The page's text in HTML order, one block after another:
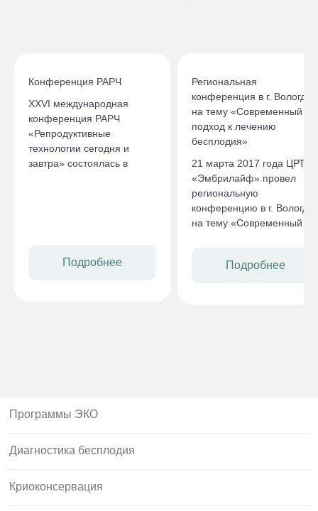
Конференция РАРЧ
XXVI международная
конференция РАРЧ
«Репродуктивные
технологии сегодня и
завтра» состоялась в
Подробнее
Региональная
конференция в г. Вологда
на тему «Современный
подход к лечению
бесплодия»
21 марта 2017 года ЦРТ
«Эмбрилайф» провел
региональную
конференцию в г. Вологда
на тему «Современный
Подробнее
Программы ЭКО
Диагностика бесплодия
Криоконсервация